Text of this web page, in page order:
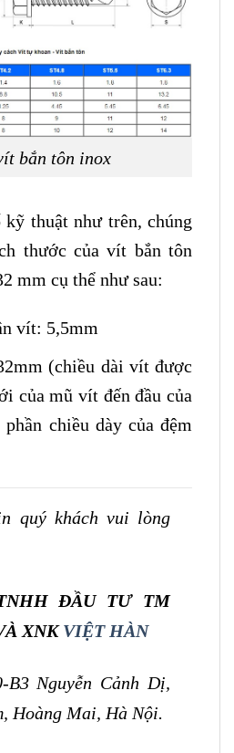
bắn tôn inox
kỹ thuật như trên, chúng
thước của vít bắn tôn
mm cụ thể như sau:
vít: 5,5mm
(chiều dài vít được
của mũ vít đến đầu của
chiều dày của đệm
quý khách vui lòng
ĐẦU TƯ TM
XNKVIỆT HÀN
Nguyễn Cảnh Dị,
Hoàng Mai, Hà Nội.